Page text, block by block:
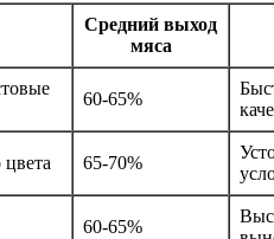
Средний выход
мяса
60-65%
65-70%
60-65%